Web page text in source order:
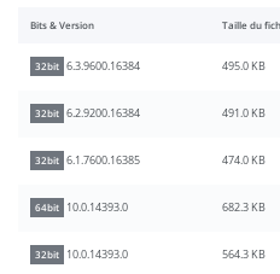
Bits & Version
32bit 6.3.9600.16384 495.0 KB
32bit 6.2.9200.16384 491.0 KB
32bit 6.1.7600.16385 474.0 KB
64bit 10.0.14393.0 682.3 KB
32bit 10.0.14393.0 564.3 KB